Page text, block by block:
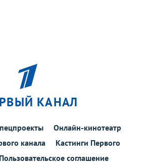
КАНАЛ
Онлайн-кинотеатр
канала
Кастинги Первого
Пользовательское соглашение